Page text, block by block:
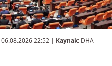
06.08.2026 22:52 | Kaynak: DHA